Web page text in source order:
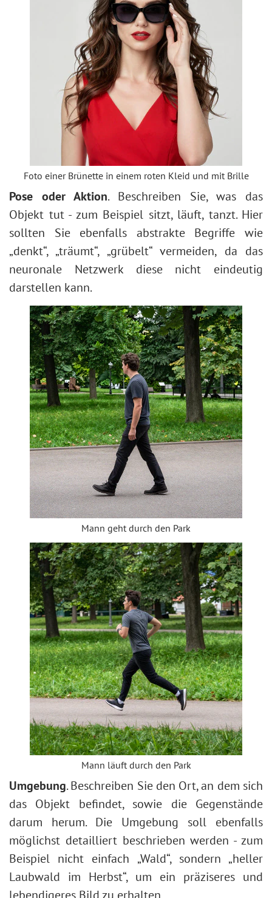
Foto einer Brünette in einem roten Kleid und mit Brille
Pose oder Aktion. Beschreiben Sie, was das
Objekt tut - zum Beispiel sitzt, läuft, tanzt. Hier
sollten Sie ebenfalls abstrakte Begriffe wie
„denkt“, „träumt“, „grübelt“ vermeiden, da das
neuronale Netzwerk diese nicht eindeutig
darstellen kann.
Mann geht durch den Park
Mann läuft durch den Park
Umgebung. Beschreiben Sie den Ort, an dem sich
das Objekt befindet, sowie die Gegenstände
darum herum. Die Umgebung soll ebenfalls
möglichst detailliert beschrieben werden - zum
Beispiel nicht einfach „Wald“, sondern „heller
Laubwald im Herbst“, um ein präziseres und
lebendigeres Bild zu erhalten.